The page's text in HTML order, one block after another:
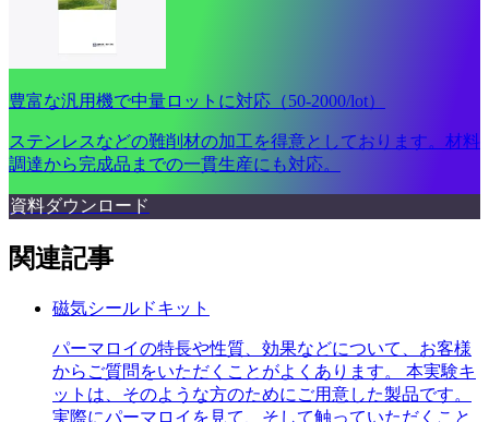
豊富な汎用機で中量ロットに対応（50-2000/lot）
ステンレスなどの難削材の加工を得意としております。材料
調達から完成品までの一貫生産にも対応。
資料ダウンロード
関連記事
磁気シールドキット
パーマロイの特長や性質、効果などについて、お客様
からご質問をいただくことがよくあります。 本実験キ
ットは、そのような方のためにご用意した製品です。
実際にパーマロイを見て、そして触っていただくこと